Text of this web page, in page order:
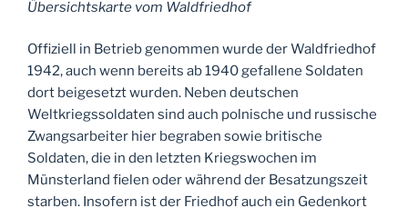
Übersichtskarte vom Waldfriedhof
Offiziell in Betrieb genommen wurde der Waldfriedhof
1942, auch wenn bereits ab 1940 gefallene Soldaten
dort beigesetzt wurden. Neben deutschen
Weltkriegssoldaten sind auch polnische und russische
Zwangsarbeiter hier begraben sowie britische
Soldaten, die in den letzten Kriegswochen im
Münsterland fielen oder während der Besatzungszeit
starben. Insofern ist der Friedhof auch ein Gedenkort